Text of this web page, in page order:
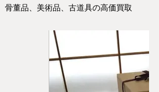
骨董品、美術品、古道具の高価買取